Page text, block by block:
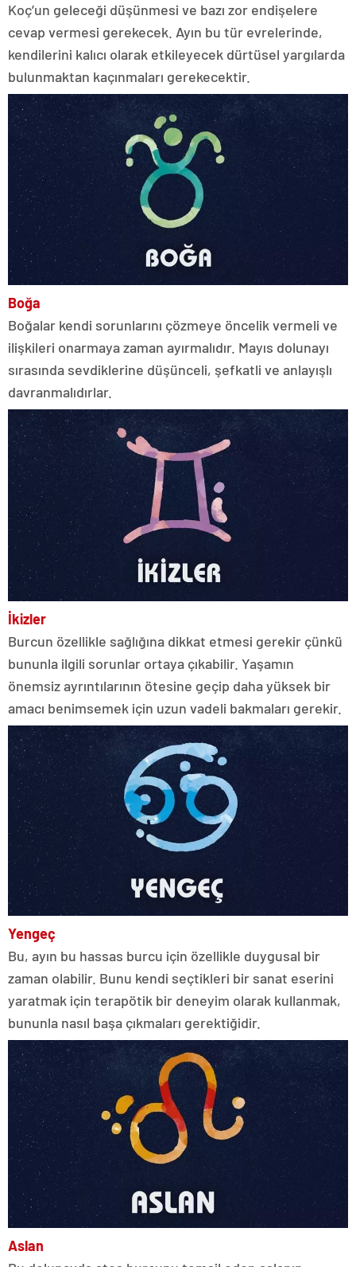
Koç’un geleceği düşünmesi ve bazı zor endişelere
cevap vermesi gerekecek. Ayın bu tür evrelerinde,
kendilerini kalıcı olarak etkileyecek dürtüsel yargılarda
bulunmaktan kaçınmaları gerekecektir.
Boğa
Boğalar kendi sorunlarını çözmeye öncelik vermeli ve
ilişkileri onarmaya zaman ayırmalıdır. Mayıs dolunayı
sırasında sevdiklerine düşünceli, şefkatli ve anlayışlı
davranmalıdırlar.
İkizler
Burcun özellikle sağlığına dikkat etmesi gerekir çünkü
bununla ilgili sorunlar ortaya çıkabilir. Yaşamın
önemsiz ayrıntılarının ötesine geçip daha yüksek bir
amacı benimsemek için uzun vadeli bakmaları gerekir.
Yengeç
Bu, ayın bu hassas burcu için özellikle duygusal bir
zaman olabilir. Bunu kendi seçtikleri bir sanat eserini
yaratmak için terapötik bir deneyim olarak kullanmak,
bununla nasıl başa çıkmaları gerektiğidir.
Aslan